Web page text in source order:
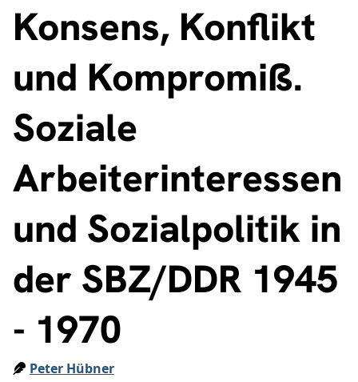
Konsens, Konflikt
und Kompromiß.
Soziale
Arbeiterinteressen
und Sozialpolitik in
der SBZ/DDR 1945
- 1970
Peter Hübner